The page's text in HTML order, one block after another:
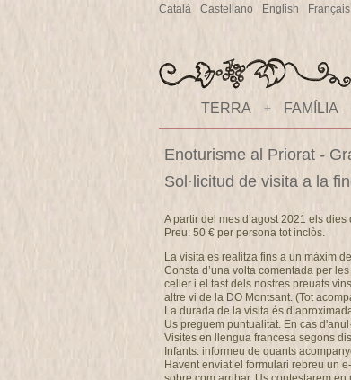
Català Castellano English Français
TERRA + FAMÍLIA
Enoturisme al Priorat -
Sol·licitud de visita a la
A partir del mes d’agost 2021 els
Preu: 50 € per persona tot inclòs.
La visita es realitza fins a un màxim
Consta d’una volta comentada per
celler i el tast dels nostres preuats
altre vi de la DO Montsant. (Tot
La durada de la visita és
Us preguem puntualitat. En cas
Visites en llengua francesa segons
Infants: informeu de quants
Havent enviat el formulari rebreu un